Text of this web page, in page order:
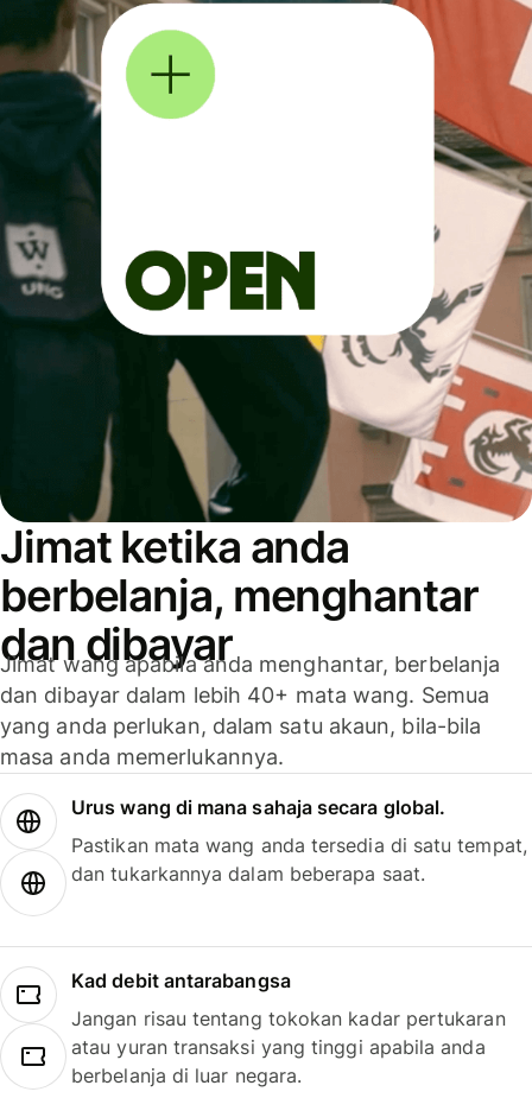
Jimat ketika anda
berbelanja, menghantar
dan dibayar
Jimat wang apabila anda menghantar, berbelanja
dan dibayar dalam lebih 40+ mata wang. Semua
yang anda perlukan, dalam satu akaun, bila-bila
masa anda memerlukannya.
Urus wang di mana sahaja secara global.
Pastikan mata wang anda tersedia di satu tempat,
dan tukarkannya dalam beberapa saat.
Kad debit antarabangsa
Jangan risau tentang tokokan kadar pertukaran
atau yuran transaksi yang tinggi apabila anda
berbelanja di luar negara.